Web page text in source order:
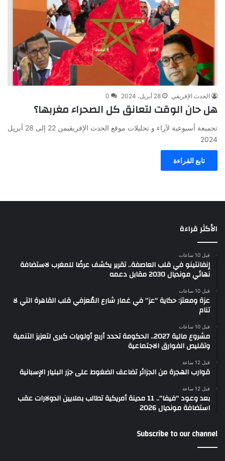
الحدث الإفريقي 28 أبريل، 2024 0
هل حان الوقت لتعانق كل الصحراء مغربها؟
تجميعة أسبوعية لآراء و تحليلات موقع الحدث الإفريقيمن 22 إلى 28 أبريل
2024
تابع القراءة
الأكثر قراءة
قبل 10 ساعات
إنفانتينو في قلب العاصفة.. تقرير يكشف عرضًا للمغرب لاستضافة
نهائي مونديال 2030 مقابل دعمه
قبل 10 ساعات
عزة ومعتز: حكاية “عز” في غمار شارع المُعزفي قلب القاهرة التي لا
تنام
قبل 10 ساعات
مشروع مالية 2027.. الحكومة تحدد أربع أولويات كبرى لتعزيز التنمية
وتقليص الفوارق الاجتماعية
قبل 12 ساعة
قوارب الهجرة من الجزائر تضاعف الضغوط على جزر البليار الإسبانية
قبل 12 ساعة
بعد وعود “فيفا”.. 11 مدينة أمريكية تطالب بملايين الدولارات عقب
استضافة مونديال 2026
Subscribe to our channel